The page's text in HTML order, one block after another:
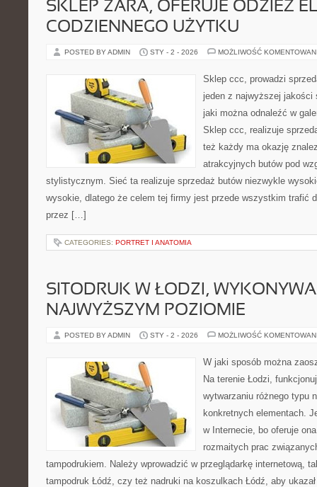
SKLEP ZARA, OFERUJE ODZIEŻ
CODZIENNEGO UŻYTKU
POSTED BY ADMIN STY - 2 - 2026 MOŻLIWOŚĆ
Sklep ccc, prowadzi
jeden z najwyższej jakości
jaki można odnaleźć w
Sklep ccc, realizuje
też każdy ma okazję
atrakcyjnych butów pod
stylistycznym. Sieć ta realizuje sprzedaż butów niezwykle
wysokie, dlatego że celem tej firmy jest przede wszystkim trafić
przez […]
CATEGORIES: PORTRET I ANATOMIA
SITODRUK W ŁODZI,
NAJWYŻSZYM POZIOMIE
POSTED BY ADMIN STY - 2 - 2026 MOŻLIWOŚĆ
W jaki sposób można
Na terenie Łodzi,
wytwarzaniu różnego typu
konkretnych elementach.
w Internecie, bo oferuje
rozmaitych prac
tampodrukiem. Należy wprowadzić w przeglądarkę internetową,
tampodruk Łódź, czy też nadruki na koszulkach Łódź, aby